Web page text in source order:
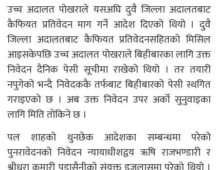
उच्च अदालत पोखराले यसअघि दुवै जिल्ला अदालतबाट
कैफियत प्रतिवेदन माग गर्ने आदेश दिएको थियो । दुवै
जिल्ला अदालतबाट कैफियत प्रतिवेदनसहितको मिसिल
आइसकेपछि उच्च अदालत पोखराले बिहीबारका लागि उक्त
निवेदन दैनिक पेसी सूचीमा राखेको थियो । तर तयारी
नपुगेको भन्दै निवेदककै तर्फबाट बिहीबारको पेसी स्थगित
गराइएको छ । अब उक्त निवेदन उपर अर्को सुनुवाइका
लागि मिति तोकिने छ ।
पल शाहको थुनछेक आदेशका सम्बन्धमा परेको
पुनरावेदनको निवेदन न्यायाधीशद्वय ऋषि राजभण्डारी र